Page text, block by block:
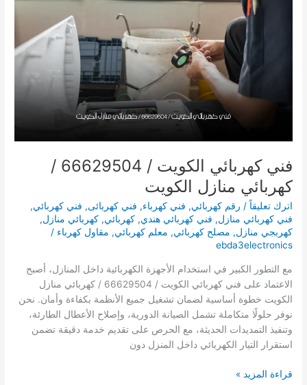
فني كهربائي الكويت / 66629504 /
كهربائي منازل الكويت
اترك تعليقاً / رقم كهربائي, فني كهرباء, فني كهربائى, فني كهربائي,
فني كهربائي منازل, فني كهربائي هندي,كهربائي,كهربائي منازل,
كهربجي منازل, مصلح كهربائي, معلم كهربائي, مقاول كهرباء /
ebda3electronics
مع التطور الكبير في استخدام الأجهزة الكهربائية داخل المنازل، أصبح
الاعتماد على فني كهربائي الكويت / 66629504 / كهربائي منازل
الكويت خطوة أساسية لضمان تشغيل جميع الأنظمة بكفاءة وأمان. نحن
نوفر حلولًا متكاملة تشمل الصيانة الدورية، وإصلاح الأعطال الطارئة،
وتنفيذ التمديدات الحديثة، مع الحرص على تقديم خدمة دقيقة تضمن
استقرار التيار الكهربائي داخل المنزل دون
فني
قراءة المزيد »